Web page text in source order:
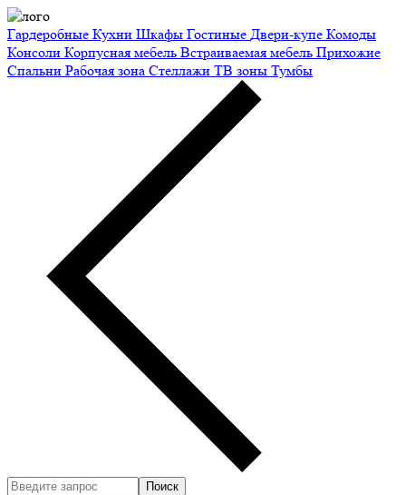
Гардеробные Кухни Шкафы Гостиные Двери-купе Комоды
Консоли Корпусная мебель Встраиваемая мебель Прихожие
Спальни Рабочая зона Стеллажи ТВ зоны Тумбы